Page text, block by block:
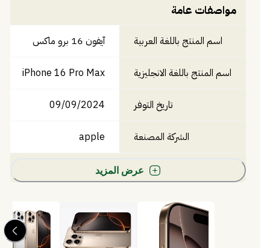
مواصفات عامة
اسم المنتج باللغة العربية آيفون 16 برو ماكس
اسم المنتج باللغة الانجليزية iPhone 16 Pro Max
تاريخ التوفر 09/09/2024
الشركة المصنعة apple
عرض المزيد